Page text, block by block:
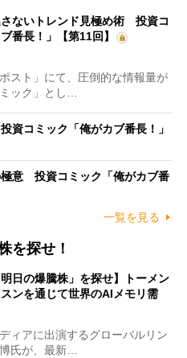
さないトレンド見極め術 投資コ
番長！」【第11回】
スト」にて、圧倒的な情報量が
ック」とし…
資コミック「俺がカブ番長！」
意 投資コミック「俺がカブ番
一覧を見る
を探せ！
明日の爆騰株」を探せ】トーメン
ンを通じて世界のAIメモリ需
ィアに出演するグローバルリン
氏が、最新…